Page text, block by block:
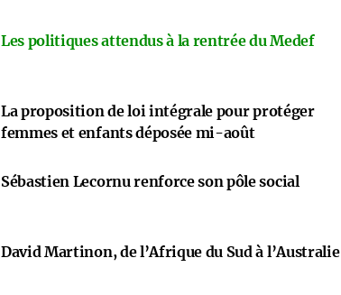
Les politiques attendus à la rentrée du Medef
La proposition de loi intégrale pour protéger
femmes et enfants déposée mi-août
Sébastien Lecornu renforce son pôle social
David Martinon, de l’Afrique du Sud à l’Australie